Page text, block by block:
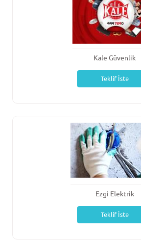
Kale Güvenlik
Teklif İste
Ezgi Elektrik
Teklif İste